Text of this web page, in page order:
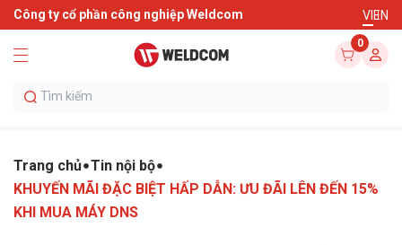
Công ty cổ phần công nghiệp Weldcom VIEN
0
Trang chủ Tin nội bộ
KHUYẾN MÃI ĐẶC BIỆT HẤP DẪN: ƯU ĐÃI LÊN ĐẾN 15%
KHI MUA MÁY DNS